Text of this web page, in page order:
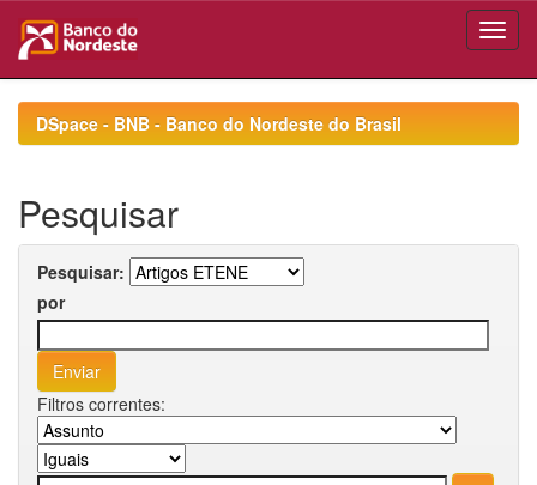
navigationDSpace - BNB - Banco do Nordeste do Brasil
Pesquisar
Pesquisar:
por
Filtros correntes: